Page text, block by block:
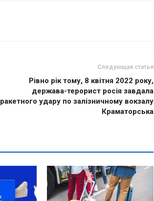
Следующая статья
Рівно рік тому, 8 квітня 2022 року,
держава-терорист росія завдала
ракетного удару по залізничному вокзалу
Краматорська